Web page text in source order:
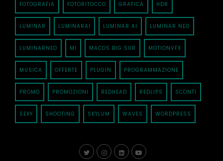
FOTOGRAFIA FOTORITOCCO GRAFICA HDR
LUMINAR LUMINARAI LUMINAR AI LUMINAR NEO
LUMINARNEO M1 MACOS BIG SUR MOTIONVFX
MUSICA OFFERTE PLUGIN PROGRAMMAZIONE
PROMO PROMOZIONI REDHEAD REDLIPS SCONTI
SEXY SHOOTING SKYLUM WAVES WORDPRESS